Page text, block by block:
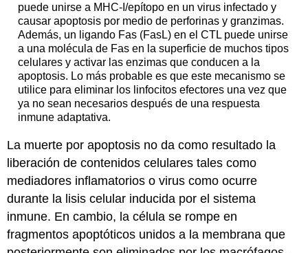
puede unirse a MHC-I/epítopo en un virus infectado y
causar apoptosis por medio de perforinas y granzimas.
Además, un ligando Fas (FasL) en el CTL puede unirse
a una molécula de Fas en la superficie de muchos tipos
celulares y activar las enzimas que conducen a la
apoptosis. Lo más probable es que este mecanismo se
utilice para eliminar los linfocitos efectores una vez que
ya no sean necesarios después de una respuesta
inmune adaptativa.
La muerte por apoptosis no da como resultado la
liberación de contenidos celulares tales como
mediadores inflamatorios o virus como ocurre
durante la lisis celular inducida por el sistema
inmune. En cambio, la célula se rompe en
fragmentos apoptóticos unidos a la membrana que